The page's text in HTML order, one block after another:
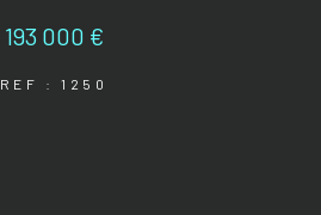
193 000 €
REF : 1250